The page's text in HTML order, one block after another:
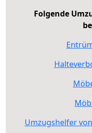
Folgende
Umzugshelfer